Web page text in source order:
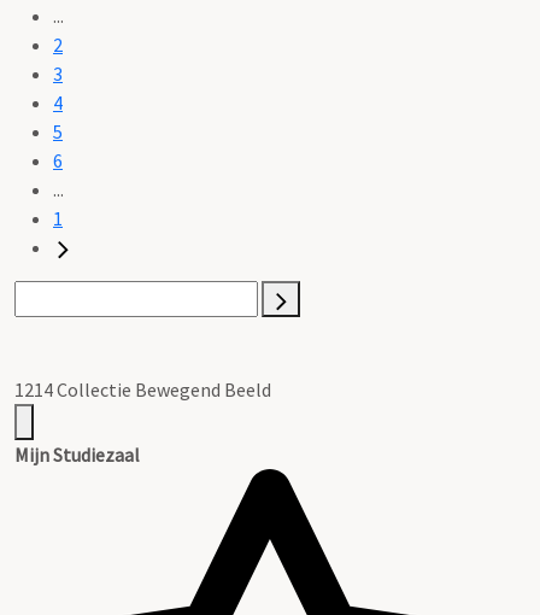
...
2
3
4
5
6
...
1
1214 Collectie Bewegend Beeld
Mijn Studiezaal